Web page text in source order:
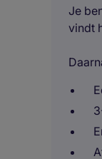
Je
vindt